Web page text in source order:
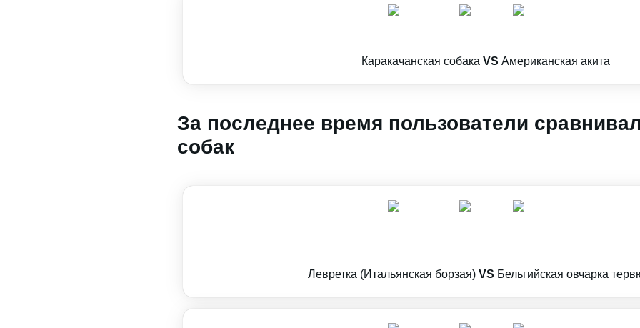
Каракачанская собака VS Американская акита
За последнее время пользователи
собак
Левретка (Итальянская борзая) VS Бельгийская овчарка